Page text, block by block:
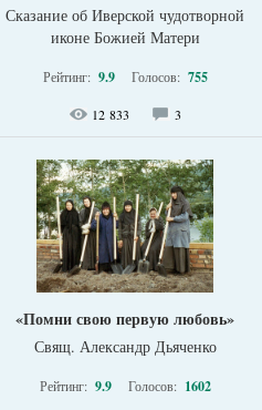
Сказание об Иверской чудотворной
иконе Божией Матери
Рейтинг: 9.9 Голосов: 755
12 833 3
«Помни свою первую любовь»
Свящ. Александр Дьяченко
Рейтинг: 9.9 Голосов: 1602